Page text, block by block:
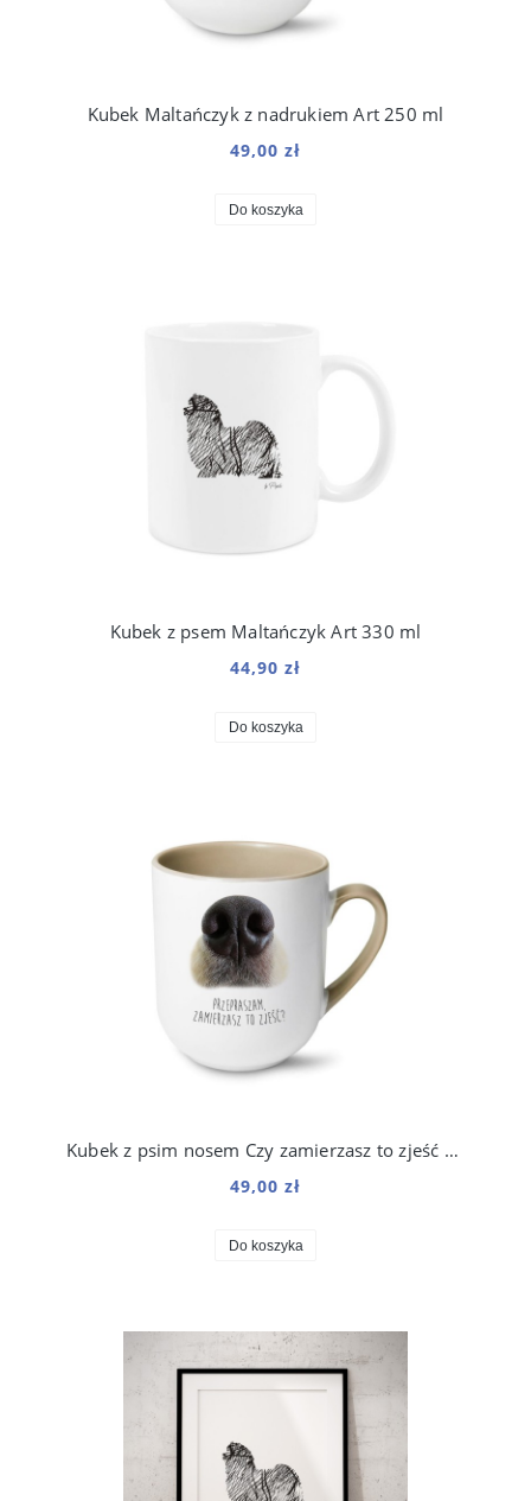
Kubek Maltańczyk z nadrukiem Art 250 ml
49,00 zł
Do koszyka
Kubek z psem Maltańczyk Art 330 ml
44,90 zł
Do koszyka
Kubek z psim nosem Czy zamierzasz to zjeść 250 ml
49,00 zł
Do koszyka